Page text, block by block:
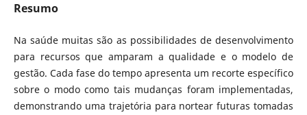
Resumo
Na saúde muitas são as possibilidades de desenvolvimento
para recursos que amparam a qualidade e o modelo de
gestão. Cada fase do tempo apresenta um recorte específico
sobre o modo como tais mudanças foram implementadas,
demonstrando uma trajetória para nortear futuras tomadas